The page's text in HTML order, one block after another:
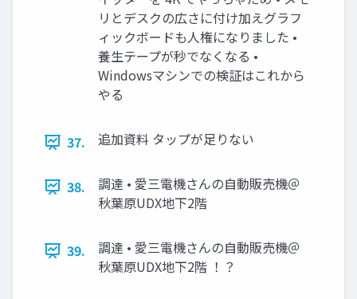
リとデスクの広さに付け加えグラフ
ィックボードも人権になりました •
養生テープが秒でなくなる •
Windowsマシンでの検証はこれから
やる
37. 追加資料 タップが足りない
38.
調達 • 愛三電機さんの自動販売機＠
秋葉原UDX地下2階
39.
調達 • 愛三電機さんの自動販売機＠
秋葉原UDX地下2階 ！？